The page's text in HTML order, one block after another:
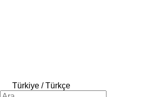
Türkiye / Türkçe